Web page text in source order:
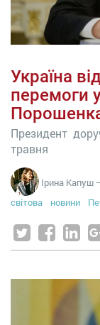
Україна
перемоги
Президент
травня
Ірина Капуш
світова
новини